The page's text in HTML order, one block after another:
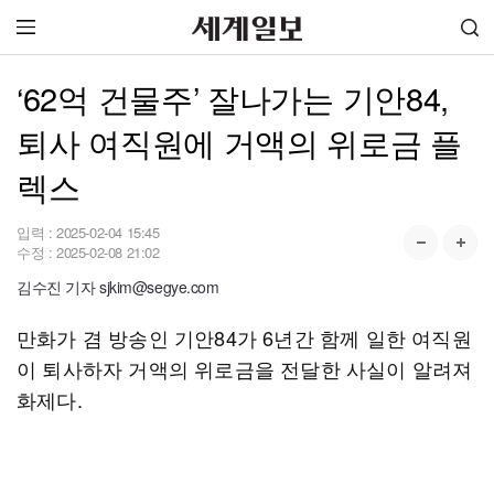
‘62억 건물주’ 잘나가는 기안84,
퇴사 여직원에 거액의 위로금 플
렉스
입력 : 2025-02-04 15:45
수정 : 2025-02-08 21:02
김수진 기자 sjkim@segye.com
만화가 겸 방송인 기안84가 6년간 함께 일한 여직원
이 퇴사하자 거액의 위로금을 전달한 사실이 알려져
화제다.